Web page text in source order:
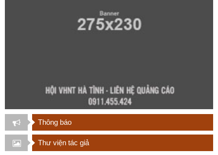
Thông báo
Thư viện tác giả